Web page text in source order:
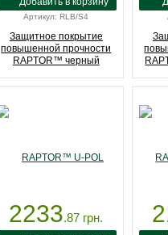
Артикул: RLB/S4
Защитное покрытие
повышенной прочности
RAPTOR™ черный
2233.87 грн.